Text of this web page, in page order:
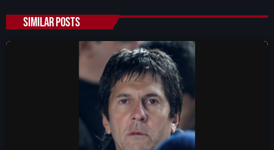
SIMILAR POSTS